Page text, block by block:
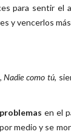
para sentir el
y vencerlos
, Nadie como tú,
problemas en el
medio y se